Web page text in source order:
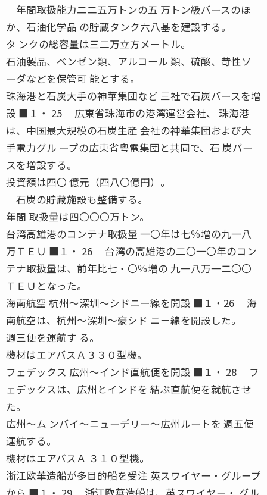
年間取扱能力二二五万トンの五 万トン級バースのほ
か、石油化学品 の貯蔵タンク六八基を建設する。
タ ンクの総容量は三二万立方メートル。
石油製品、ベンゼン類、アルコール 類、硫酸、苛性ソ
ーダなどを保管可 能とする。
珠海港と石炭大手の神華集団など 三社で石炭バースを増
設 ■１・ 25 広東省珠海市の港湾運営会社、 珠海港
は、中国最大規模の石炭生産 会社の神華集団および大
手電力グル ープの広東省粤電集団と共同で、石 炭バー
スを増設する。
投資額は四〇 億元（四八〇億円）。
石炭の貯蔵施設も整備する。
年間 取扱量は四〇〇〇万トン。
台湾高雄港のコンテナ取扱量 一〇年は七％増の九一八
万ＴＥＵ ■１・ 26 台湾の高雄港の二〇一〇年のコン
テナ取扱量は、前年比七・〇％増の 九一八万一二〇〇
ＴＥＵとなった。
海南航空 杭州〜深圳〜シドニー線を開設 ■１・26 海
南航空は、杭州〜深圳〜豪シド ニー線を開設した。
週三便を運航す る。
機材はエアバスＡ３３０型機。
フェデックス 広州〜インド直航便を開設 ■１・ 28 フ
ェデックスは、広州とインドを 結ぶ直航便を就航させ
た。
広州〜ム ンバイ〜ニューデリー〜広州ルートを 週五便
運航する。
機材はエアバスＡ ３１０型機。
浙江欧華造船が多目的船を受注 英スワイヤー・グループ